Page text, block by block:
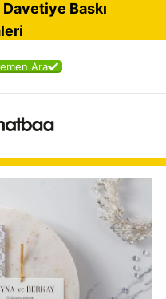
Ara
Davetiye Baskı